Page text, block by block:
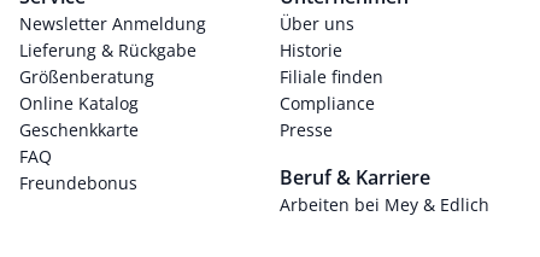
Newsletter Anmeldung
Lieferung & Rückgabe
Größenberatung
Online Katalog
Geschenkkarte
FAQ
Freundebonus
Über uns
Historie
Filiale finden
Compliance
Presse
Beruf & Karriere
Arbeiten bei Mey & Edlich